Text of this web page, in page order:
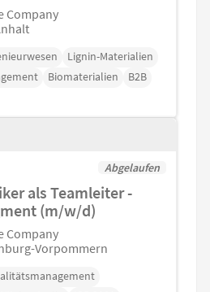
Company
Lignin-Materialien
Biomaterialien B2B
Abgelaufen
als Teamleiter -
(m/w/d)
Company
Vorpommern